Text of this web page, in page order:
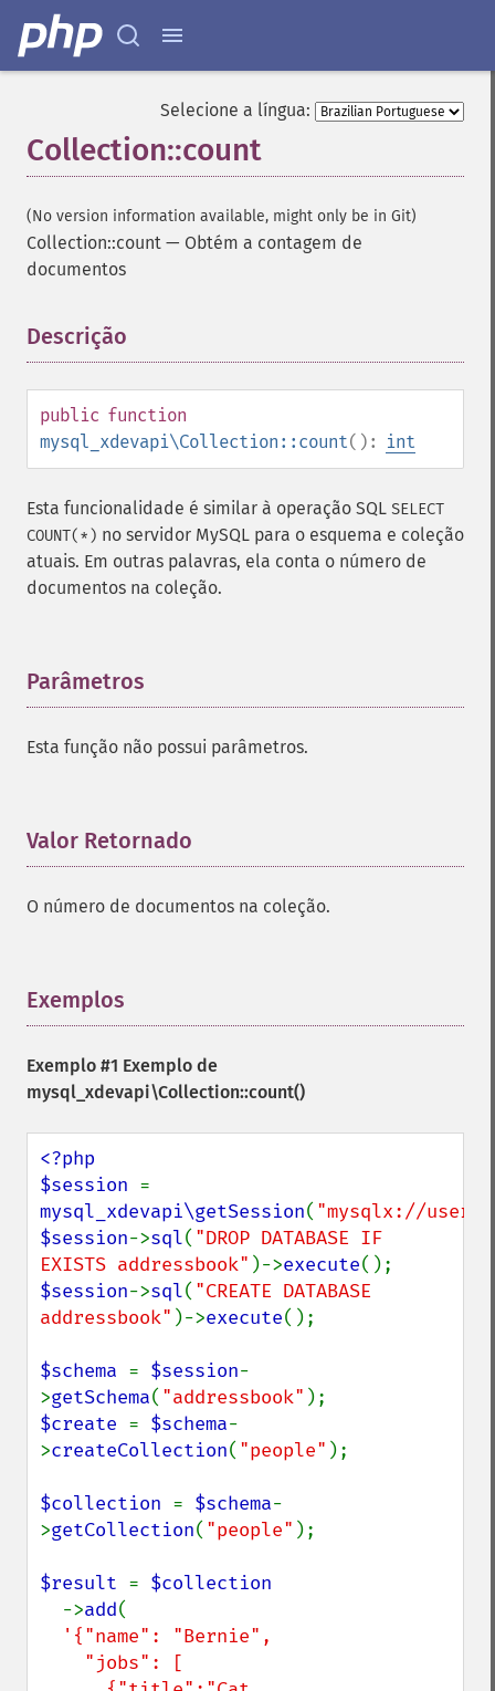
Selecione a língua:
Collection::count
(No version information available, might only be in Git)
Collection::count — Obtém a contagem de
documentos
Descrição
public function
mysql_xdevapi\Collection::count(): int
Esta funcionalidade é similar à operação SQL SELECT
COUNT(*) no servidor MySQL para o esquema e coleção
atuais. Em outras palavras, ela conta o número de
documentos na coleção.
Parâmetros
Esta função não possui parâmetros.
Valor Retornado
O número de documentos na coleção.
Exemplos
Exemplo #1 Exemplo de
mysql_xdevapi\Collection::count()
<?php
$session
mysql_xdevapi\getSession( "mysqlx://
$session->sql( "DROP DATABASE IF
EXISTS addressbook" )->execute
$session->sql( "CREATE DATABASE
addressbook" )->execute();
$schema = $session-
>getSchema( "addressbook"
$create = $schema-
>createCollection( "people" );
$collection = $schema-
>getCollection( "people" );
$result = $collection
->add(
'{"name": "Bernie",